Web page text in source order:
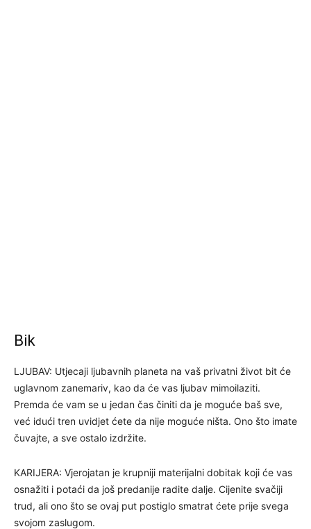
Bik
LJUBAV: Utjecaji ljubavnih planeta na vaš privatni život bit će
uglavnom zanemariv, kao da će vas ljubav mimoilaziti.
Premda će vam se u jedan čas činiti da je moguće baš sve,
već idući tren uvidjet ćete da nije moguće ništa. Ono što imate
čuvajte, a sve ostalo izdržite.
KARIJERA: Vjerojatan je krupniji materijalni dobitak koji će vas
osnažiti i potaći da još predanije radite dalje. Cijenite svačiji
trud, ali ono što se ovaj put postiglo smatrat ćete prije svega
svojom zaslugom.